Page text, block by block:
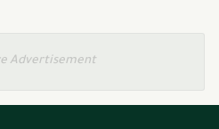
Advertisement